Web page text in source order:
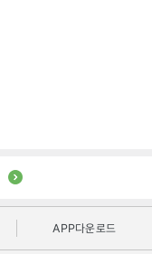
APP다운로드